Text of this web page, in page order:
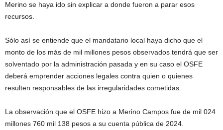
Merino se haya ido sin explicar a donde fueron a parar esos
recursos.
Sólo así se entiende que el mandatario local haya dicho que el
monto de los más de mil millones pesos observados tendrá que ser
solventado por la administración pasada y en su caso el OSFE
deberá emprender acciones legales contra quien o quienes
resulten responsables de las irregularidades cometidas.
La observación que el OSFE hizo a Merino Campos fue de mil 024
millones 760 mil 138 pesos a su cuenta pública de 2024.